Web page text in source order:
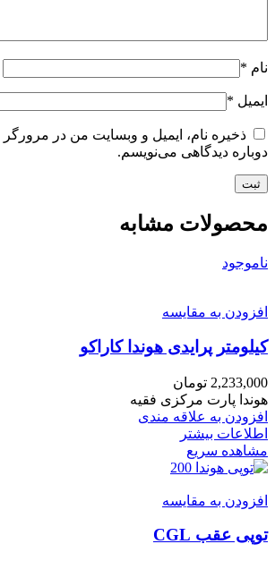
نام *
ایمیل *
ذخیره نام، ایمیل و وبسایت من در مرورگر
دوباره دیدگاهی می‌نویسم.
محصولات مشابه
ناموجود
افزودن به مقایسه
کیلومتر پرایدی هوندا کاراکو
2,233,000 تومان
هوندا پارت مرکزی فقیه
افزودن به علاقه مندی
اطلاعات بیشتر
مشاهده سریع
افزودن به مقایسه
توپی عقب CGL